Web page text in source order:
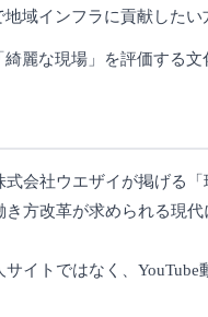
地域インフラに貢献したい
綺麗な現場」を評価する文
式会社ウエザイが掲げる
方改革が求められる現
イトではなく、